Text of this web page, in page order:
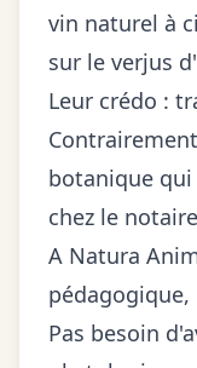
vin naturel à
sur le verjus
Leur crédo :
botanique qui
chez le
A Natura
Pas besoin